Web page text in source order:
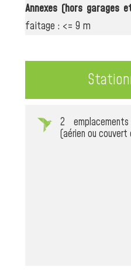
Annexes (hors garages
faitage : <= 9 m
2
(aérien ou